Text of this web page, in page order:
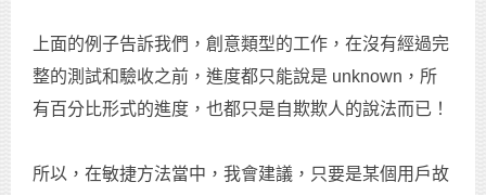
上面的例子告訴我們，創意類型的工作，在沒有經過完
整的測試和驗收之前，進度都只能說是 unknown，所
有百分比形式的進度，也都只是自欺欺人的說法而已！
所以，在敏捷方法當中，我會建議，只要是某個用戶故